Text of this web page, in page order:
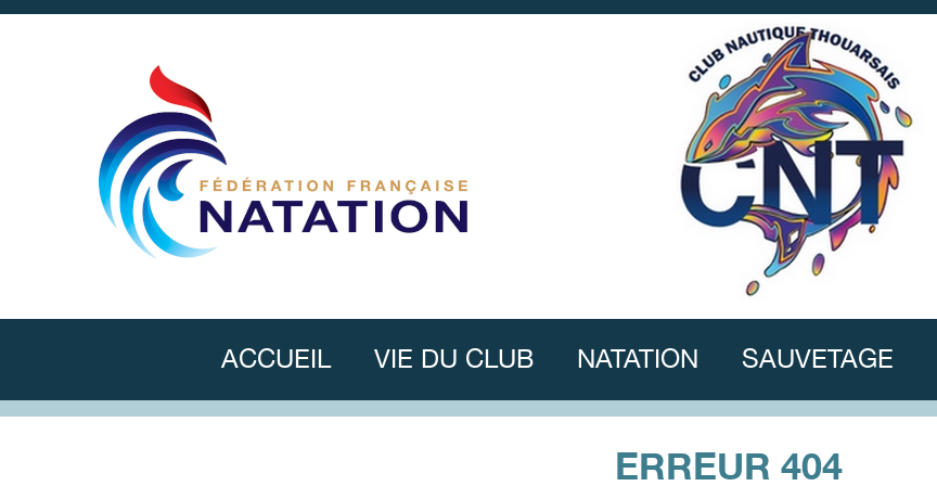
ACCUEIL VIE DU CLUB NATATION SAUVETAGE
ERREUR 404